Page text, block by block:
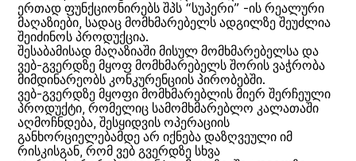
ერთად ფუნქციონირებს შპს “სუპერი” -ის რეალური
მაღაზიები, სადაც მომხმარებელს ადგილზე შეუძლია
შეიძინოს პროდუქცია.
შესაბამისად მაღაზიაში მისულ მომხმარებელსა და
ვებ-გვერდზე მყოფ მომხმარებელს შორის ვაჭრობა
მიმდინარეობს კონკურენციის პირობებში.
ვებ-გვერდზე მყოფი მომხმარებლის მიერ შერჩეული
პროდუქტი, რომელიც სამომხმარებლო კალათაში
აღმოჩნდება, შესყიდვის ოპერაციის
განხორციელებამდე არ იქნება დაზღვეული იმ
რისკისგან, რომ ვებ გვერდზე სხვა